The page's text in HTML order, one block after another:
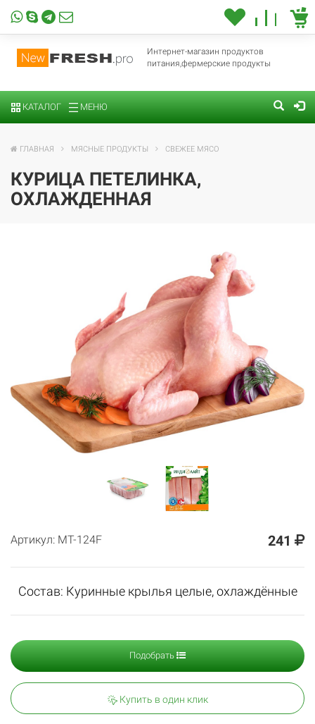
Интернет-магазин продуктов
питания,фермерские продукты
КАТАЛОГ МЕНЮ
ГЛАВНАЯ МЯСНЫЕ ПРОДУКТЫ СВЕЖЕЕ МЯСО
КУРИЦА ПЕТЕЛИНКА,
ОХЛАЖДЕННАЯ
Артикул: MT-124F 241
Состав: Куринные крылья целые, охлаждённые
Подобрать
Купить в один клик